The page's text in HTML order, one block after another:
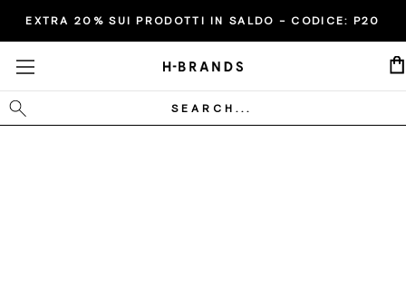
EXTRA 20% SUI PRODOTTI IN SALDO - CODICE: P20
Cerca